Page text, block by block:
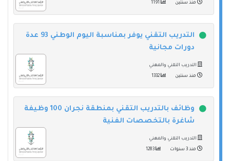
منذ سنتين
التدريب التقني يوفر بمناسبة اليوم الوطني 93 عدة
دورات مجانية
التدريب التقني والمهني
منذ سنتين
وظائف بالتدريب التقني بمنطقة نجران 100 وظيفة
شاغرة بالتخصصات الفنية
التدريب التقني والمهني
منذ 3 سنوات